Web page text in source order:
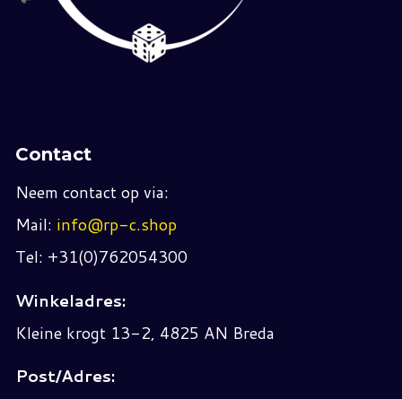
Contact
Neem contact op via:
Mail: info@rp-c.shop
Tel: +31(0)762054300
Winkeladres:
Kleine krogt 13-2, 4825 AN Breda
Post/Adres: